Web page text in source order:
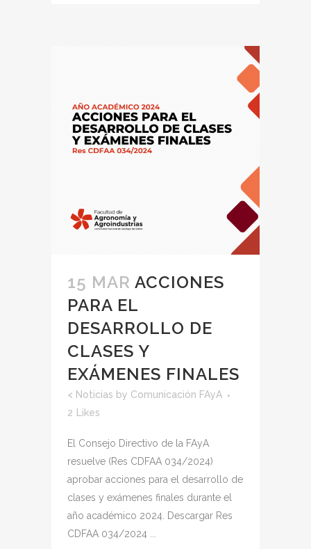
15 MAR ACCIONES
PARA EL
DESARROLLO DE
CLASES Y
EXÁMENES FINALES
< Noticias by Comunicación FAyA
2 Likes
El Consejo Directivo de la FAyA
resuelve (Res CDFAA 034/2024)
aprobar acciones para el desarrollo de
clases y exámenes finales durante el
año académico 2024. Descargar Res
CDFAA 034/2024 ...